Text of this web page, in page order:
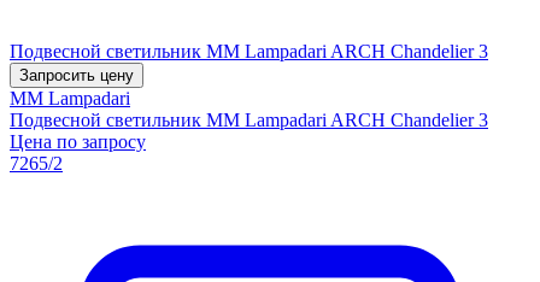
Подвесной светильник MM Lampadari ARCH Chandelier 3
Запросить цену
MM Lampadari
Подвесной светильник MM Lampadari ARCH Chandelier 3
Цена по запросу
7265/2